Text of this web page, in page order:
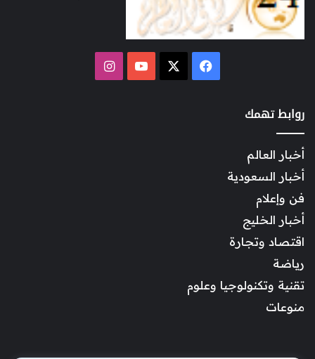
فيسبوك ‫YouTubeانستقرام
روابط تهمك
أخبار العالم
أخبار السعودية
فن وإعلام
أخبار الخليج
اقتصاد وتجارة
رياضة
تقنية وتكنولوجيا وعلوم
منوعات